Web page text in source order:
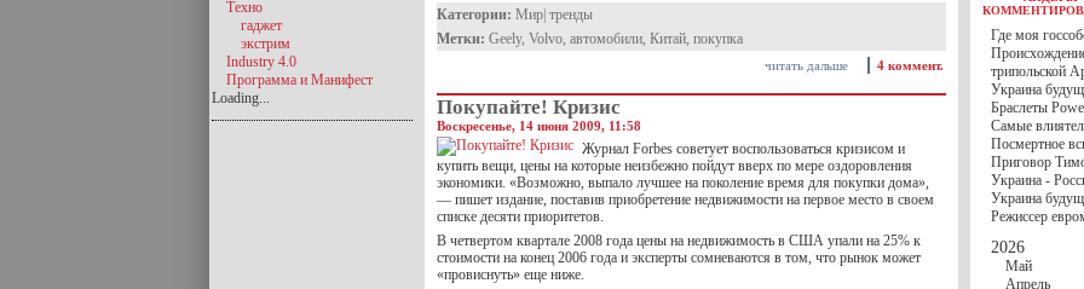
Категории: Мир тренды
Метки: Geely, Volvo, автомобили, Китай, покупка
4 коммент.
читать дальше
Покупайте! Кризис
Воскресенье, 14 июня 2009, 11:58
Журнал Forbes советует воспользоваться кризисом и
купить вещи, цены на которые неизбежно пойдут вверх по мере оздоровления
экономики. «Возможно, выпало лучшее на поколение время для покупки дома»,
— пишет издание, поставив приобретение недвижимости на первое место в своем
списке десяти приоритетов.
В четвертом квартале 2008 года цены на недвижимость в США упали на 25% к
стоимости на конец 2006 года и эксперты сомневаются в том, что рынок может
«провиснуть» еще ниже.
Техно
гаджет
экстрим
Industry 4.0
Программа и Манифест
Loading...
РФ
27 Ноября
ВВП
госбюджете
27 Ноября
Турции
17 Ноября
шестилетнего
16 Ноября
13 Ноября
10 Ноября
10 Ноября
особом статусе
03 Ноября
Где моя
трипольской
Украина
Браслеты
Самые
Посмертное
Приговор
Украина -
Украина
Режиссер
2026
Май
Апрель